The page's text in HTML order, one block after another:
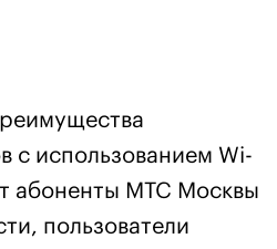
с использованием Wi-
абоненты МТС Москвы
пользователи